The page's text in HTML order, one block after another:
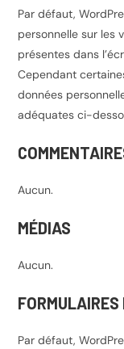
Par défaut,
personnelle sur les
présentes dans
Cependant
données
adéquates ci-
Aucun.
MÉDIAS
Aucun.
Par défaut,